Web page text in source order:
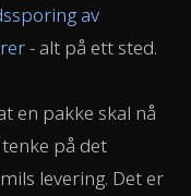
av
- alt på ett sted.
en pakke skal nå
på det
levering. Det er